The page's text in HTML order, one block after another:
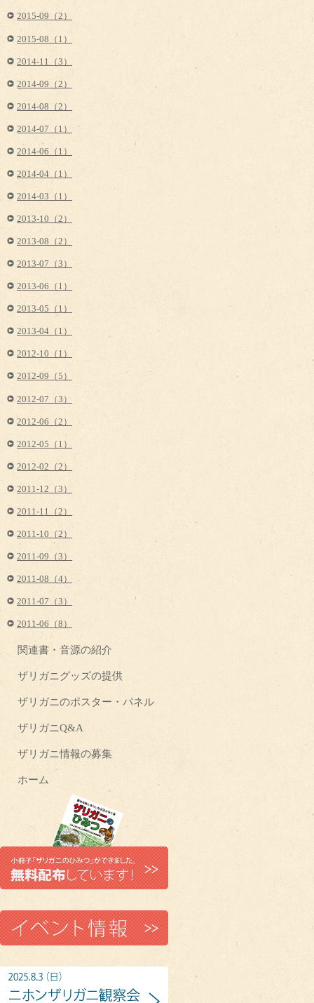
2015-09（2）
2015-08（1）
2014-11（3）
2014-09（2）
2014-08（2）
2014-07（1）
2014-06（1）
2014-04（1）
2014-03（1）
2013-10（2）
2013-08（2）
2013-07（3）
2013-06（1）
2013-05（1）
2013-04（1）
2012-10（1）
2012-09（5）
2012-07（3）
2012-06（2）
2012-05（1）
2012-02（2）
2011-12（3）
2011-11（2）
2011-10（2）
2011-09（3）
2011-08（4）
2011-07（3）
2011-06（8）
関連書・音源の紹介
ザリガニグッズの提供
ザリガニのポスター・パネル
ザリガニQ&A
ザリガニ情報の募集
ホーム